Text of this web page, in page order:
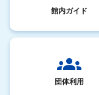
館内ガイド
団体利用